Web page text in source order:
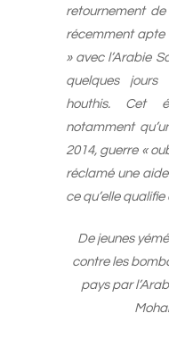
retournement
récemment apte
» avec l’Arabie
quelques jours
houthis. Cet
notamment
2014, guerre «
réclamé une
ce qu’elle
De jeunes
contre les
pays par